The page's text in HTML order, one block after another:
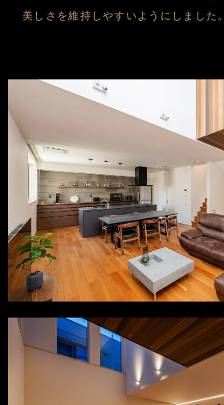
美しさを維持しやすいようにしました。